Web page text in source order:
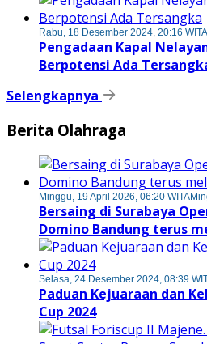
Rabu, 18 Desember 2024, 20:16 WITA
Pengadaan Kapal
Berpotensi Ada
Selengkapnya
Berita Olahraga
Minggu, 19 April 2026, 06:20 WITA
Bersaing di Surabaya
Domino Bandung terus
Selasa, 24 Desember 2024, 08:39
Paduan Kejuaraan dan
Cup 2024